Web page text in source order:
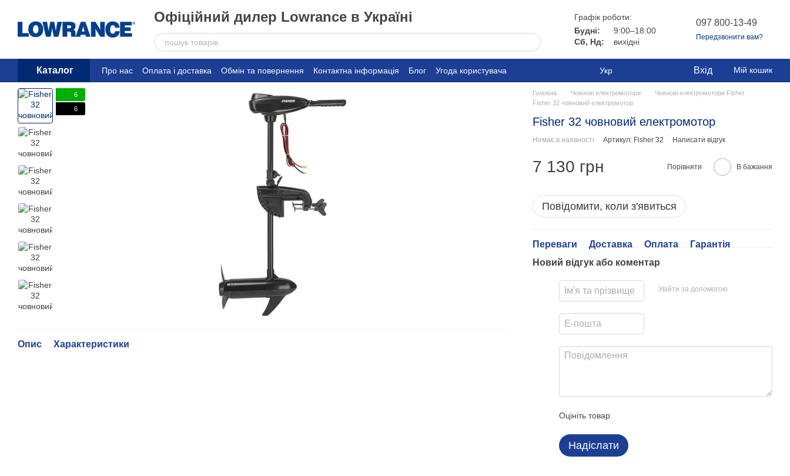
Офіційний дилер Lowrance в Україні
Графік роботи:
Будні:
9:00–18:00
Сб, Нд:
вихідні
097 800-13-49
Передзвонити вам?
Каталог Про нас Оплата і доставка Обмін та повернення Контактна інформація Блог Угода користувача Укр Вхід Мій кошик
6
6
Опис Характеристики
Головна Човнові електромотори
Човнові електромотори Fisher
Fisher 32 човновий електромотор
Fisher 32 човновий електромотор
Немає в наявності Артикул: Fisher 32 Написати відгук
7 130 грн Порівняти В бажання
Повідомити, коли з'явиться
Переваги Доставка Оплата
Гарантія
Новий відгук або коментар
Увійти за допомогою
Оцініть товар
Надіслати